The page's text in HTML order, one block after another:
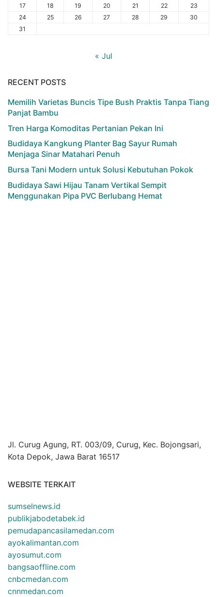
17
18 19 20 21 22
23
24
25 26 27 28 29
30
31
« Jul
RECENT POSTS
Memilih Varietas Buncis Tipe Bush Praktis Tanpa Tiang
Panjat Bambu
Tren Harga Komoditas Pertanian Pekan Ini
Budidaya Kangkung Planter Bag Sayur Rumah
Menjaga Sinar Matahari Penuh
Bursa Tani Modern untuk Solusi Kebutuhan Pokok
Budidaya Sawi Hijau Tanam Vertikal Sempit
Menggunakan Pipa PVC Berlubang Hemat
Jl. Curug Agung, RT. 003/09, Curug, Kec. Bojongsari,
Kota Depok, Jawa Barat 16517
WEBSITE TERKAIT
sumselnews.id
publikjabodetabek.id
pemudapancasilamedan.com
ayokalimantan.com
ayosumut.com
bangsaoffline.com
cnbcmedan.com
cnnmedan.com